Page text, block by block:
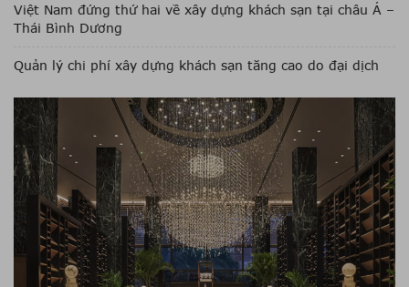
Việt Nam đứng thứ hai về xây dựng khách sạn tại châu Á –
Thái Bình Dương
Quản lý chi phí xây dựng khách sạn tăng cao do đại dịch